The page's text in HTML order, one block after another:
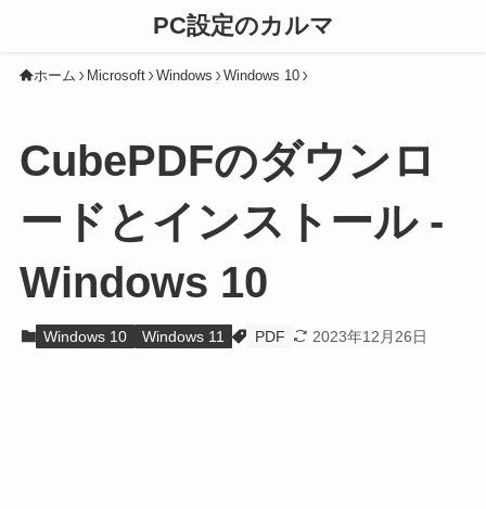
PC設定のカルマ
ホーム Microsoft Windows Windows 10
CubePDFのダウンロ
ードとインストール -
Windows 10
Windows 10 Windows 11 PDF 2023年12月26日